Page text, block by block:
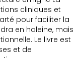
cliniques et
pour faciliter la
en haleine, mais
Le livre est
et de